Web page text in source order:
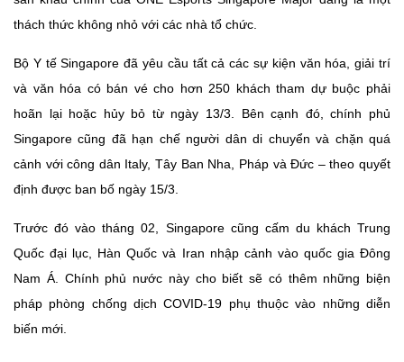
thách thức không nhỏ với các nhà tổ chức.
Bộ Y tế Singapore đã yêu cầu tất cả các sự kiện văn hóa, giải trí
và văn hóa có bán vé cho hơn 250 khách tham dự buộc phải
hoãn lại hoặc hủy bỏ từ ngày 13/3. Bên cạnh đó, chính phủ
Singapore cũng đã hạn chế người dân di chuyển và chặn quá
cảnh với công dân Italy, Tây Ban Nha, Pháp và Đức – theo quyết
định được ban bố ngày 15/3.
Trước đó vào tháng 02, Singapore cũng cấm du khách Trung
Quốc đại lục, Hàn Quốc và Iran nhập cảnh vào quốc gia Đông
Nam Á. Chính phủ nước này cho biết sẽ có thêm những biện
pháp phòng chống dịch COVID-19 phụ thuộc vào những diễn
biến mới.